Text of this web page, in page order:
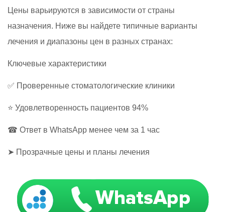
Цены варьируются в зависимости от страны
назначения. Ниже вы найдете типичные варианты
лечения и диапазоны цен в разных странах:
Ключевые характеристики
✅ Проверенные стоматологические клиники
⭐ Удовлетворенность пациентов 94%
☎ Ответ в WhatsApp менее чем за 1 час
➤ Прозрачные цены и планы лечения